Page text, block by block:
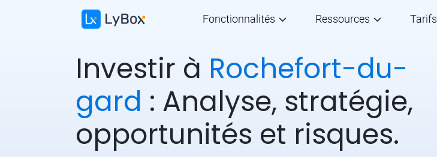
Fonctionnalités Ressources Tarifs
Investir à Rochefort-du-
gard : Analyse, stratégie,
opportunités et risques.